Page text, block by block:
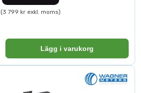
(3 799 kr exkl. moms)
Lägg i varukorg